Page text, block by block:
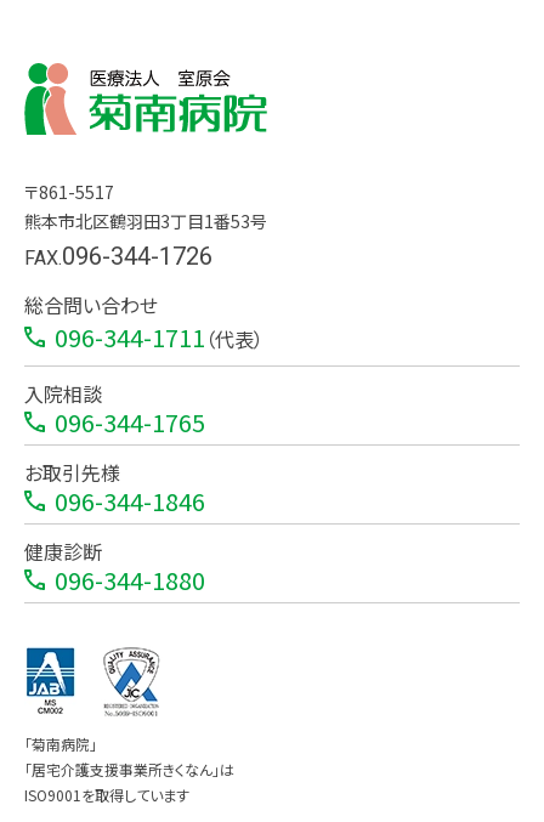
〒861-5517
熊本市北区鶴羽田3丁目1番53号
FAX.096-344-1726
総合問い合わせ
096-344-1711 （代表）
入院相談
096-344-1765
お取引先様
096-344-1846
健康診断
096-344-1880
「菊南病院」
「居宅介護支援事業所きくなん」は
ISO9001を取得しています